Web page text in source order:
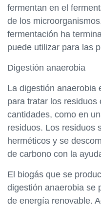
fermentan en el
de los
fermentación ha
puede utilizar para las
Digestión anaerobia
La digestión anaerobia
para tratar los residuos
cantidades, como en
residuos. Los residuos
herméticos y se
de carbono con la
El biogás que se
digestión anaerobia se
de energía renovable.